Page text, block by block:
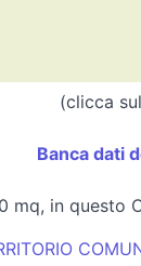
(clicca
Banca dati
mq, in questo